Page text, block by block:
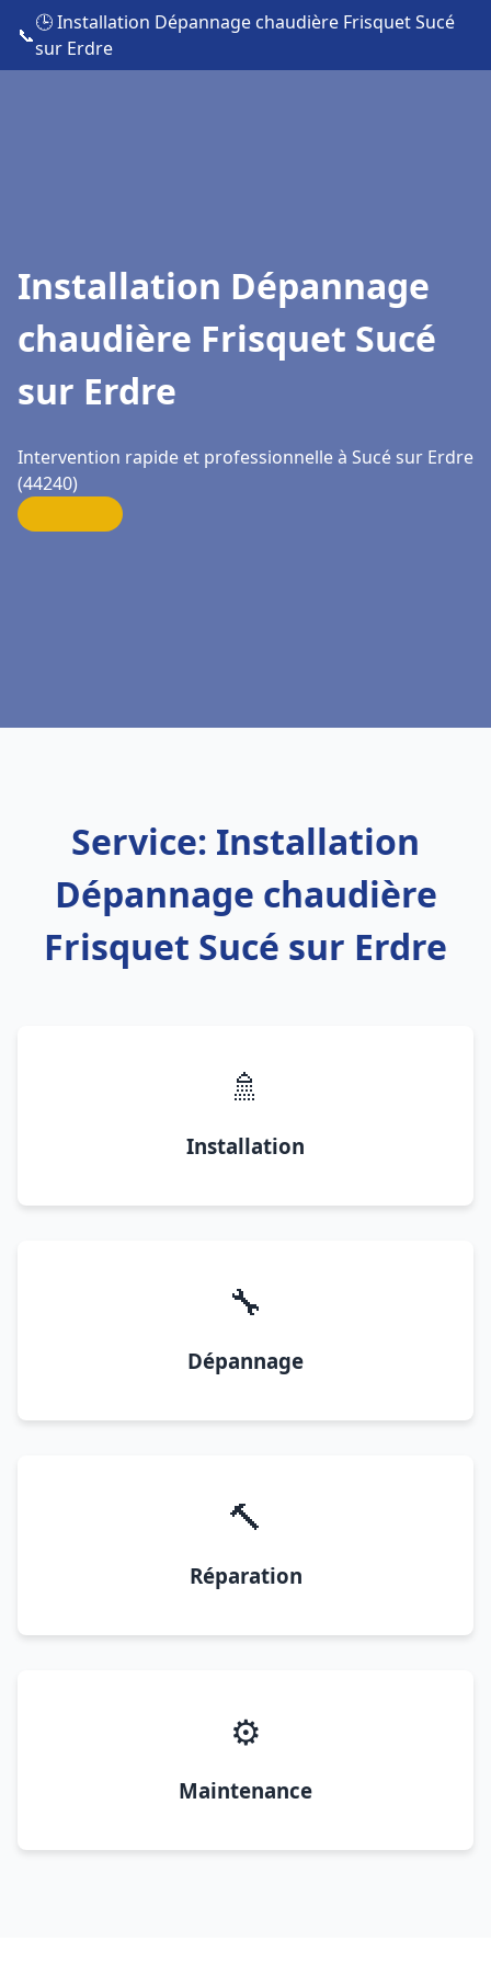
📞
🕒 Installation Dépannage chaudière Frisquet Sucé
sur Erdre
Installation Dépannage
chaudière Frisquet Sucé
sur Erdre
Intervention rapide et professionnelle à Sucé sur Erdre
(44240)
Service: Installation
Dépannage chaudière
Frisquet Sucé sur Erdre
🚿
Installation
🔧
Dépannage
🔨
Réparation
⚙️
Maintenance